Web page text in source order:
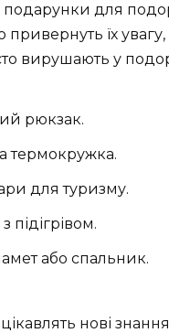
подарунки для
привернуть їх
вирушають у
рюкзак.
термокружка.
для туризму.
підігрівом.
або спальник.
нові